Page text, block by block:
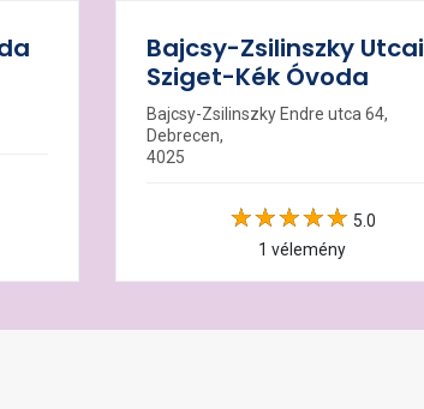
Bajcsy-Zsilinszky Utcai
Sziget-Kék Óvoda
Bajcsy-Zsilinszky Endre utca 64,
Debrecen,
4025
5.0
1 vélemény